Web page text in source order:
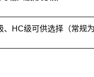
、HC级可供选择（常规为